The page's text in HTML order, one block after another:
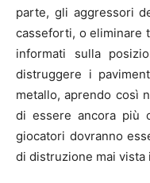
parte, gli aggressori
casseforti, o eliminare
informati sulla
distruggere i
metallo, aprendo così
di essere ancora più
giocatori dovranno
di distruzione mai vista